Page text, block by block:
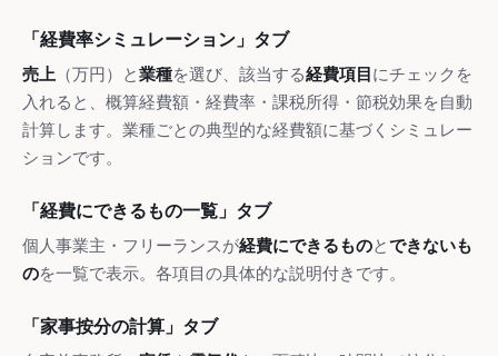
「経費率シミュレーション」タブ
売上 （万円）と業種を選び、該当する経費項目にチェックを
入れると、概算経費額・経費率・課税所得・節税効果を自動
計算します。業種ごとの典型的な経費額に基づくシミュレー
ションです。
「経費にできるもの一覧」タブ
個人事業主・フリーランスが経費にできるものとできないも
のを一覧で表示。各項目の具体的な説明付きです。
「家事按分の計算」タブ